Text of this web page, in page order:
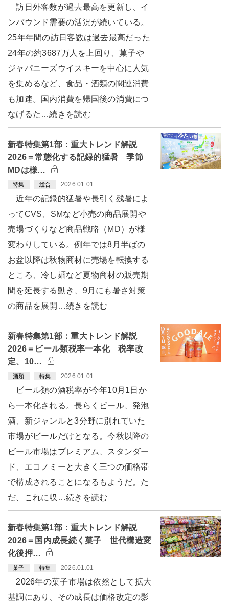
訪日外客数が過去最高を更新し、イ
ンバウンド需要の活況が続いている。
25年年間の訪日客数は過去最高だった
24年の約3687万人を上回り、菓子や
ジャパニーズウイスキーを中心に人気
を集めるなど、食品・酒類の関連消費
も加速。国内消費を帰国後の消費につ
なげるた…続きを読む
新春特集第1部：重大トレンド解説
2026＝常態化する記録的猛暑 季節
MDは様…
特集 総合 2026.01.01
近年の記録的猛暑や長引く残暑によ
ってCVS、SMなど小売の商品展開や
売場づくりなど商品戦略（MD）が様
変わりしている。例年では8月半ばの
お盆以降は秋物商材に売場を転換する
ところ、冷し麺など夏物商材の販売期
間を延長する動き、9月にも暑さ対策
の商品を展開…続きを読む
新春特集第1部：重大トレンド解説
2026＝ビール類税率一本化 税率改
定、10…
酒類 特集 2026.01.01
ビール類の酒税率が今年10月1日か
ら一本化される。長らくビール、発泡
酒、新ジャンルと3分野に別れていた
市場がビールだけとなる。今秋以降の
ビール市場はプレミアム、スタンダー
ド、エコノミーと大きく三つの価格帯
で構成されることになるもようだ。た
だ、これに収…続きを読む
新春特集第1部：重大トレンド解説
2026＝国内成長続く菓子 世代構造変
化後押…
菓子 特集 2026.01.01
2026年の菓子市場は依然として拡大
基調にあり、その成長は価格改定の影